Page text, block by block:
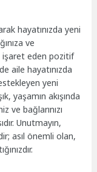
hayatınızda yeni
ve
işaret eden pozitif
aile hayatınızda
yeni
yaşamın akışında
ve bağlarınızı
Unutmayın,
asıl önemli olan,